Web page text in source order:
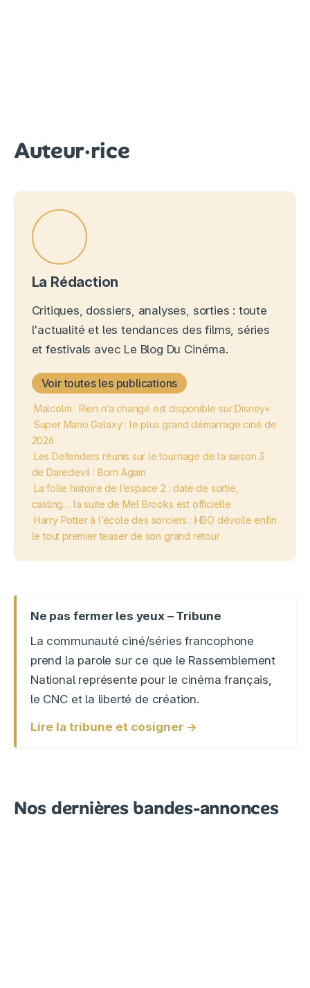
Auteur·rice
La Rédaction
Critiques, dossiers, analyses, sorties : toute
l'actualité et les tendances des films, séries
et festivals avec Le Blog Du Cinéma.
Voir toutes les publications
Malcolm : Rien n’a changé est disponible sur Disney+
Super Mario Galaxy : le plus grand démarrage ciné de
2026
Les Defenders réunis sur le tournage de la saison 3
de Daredevil : Born Again
La folle histoire de l’espace 2 : date de sortie,
casting… la suite de Mel Brooks est officielle
Harry Potter à l’école des sorciers : HBO dévoile enfin
le tout premier teaser de son grand retour
Ne pas fermer les yeux – Tribune
La communauté ciné/séries francophone
prend la parole sur ce que le Rassemblement
National représente pour le cinéma français,
le CNC et la liberté de création.
Lire la tribune et cosigner →
Nos dernières bandes-annonces